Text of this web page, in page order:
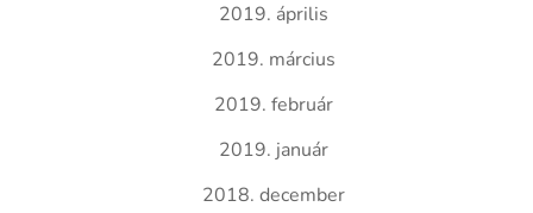
2019. április
2019. március
2019. február
2019. január
2018. december